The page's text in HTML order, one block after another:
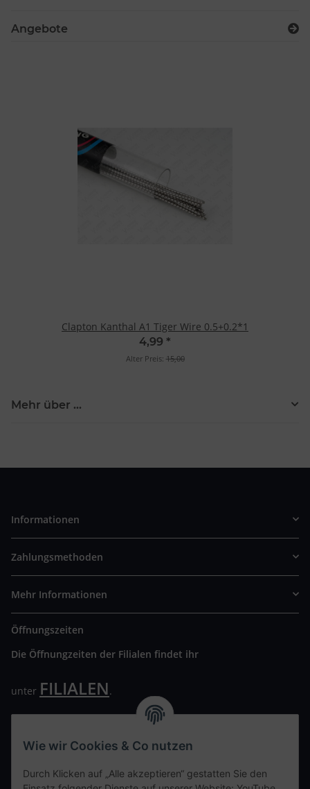
Angebote
Clapton Kanthal A1 Tiger Wire 0.5+0.2*1
4,99 *
Alter Preis: 15,00
Mehr über ...
Informationen
Zahlungsmethoden
Mehr Informationen
Öffnungszeiten
Die Öffnungzeiten der Filialen findet ihr
unter FILIALEN.
Wir freuen uns auf Euren Besuch. Bitte beachtet die
Wie wir Cookies & Co nutzen
Durch Klicken auf „Alle akzeptieren“ gestatten Sie den